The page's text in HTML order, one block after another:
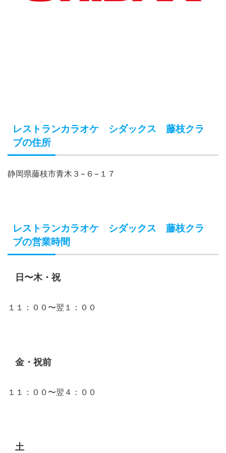
レストランカラオケ シダックス 藤枝クラ
ブの住所
静岡県藤枝市青木３−６−１７
レストランカラオケ シダックス 藤枝クラ
ブの営業時間
日〜木・祝
１１：００〜翌１：００
金・祝前
１１：００〜翌４：００
土